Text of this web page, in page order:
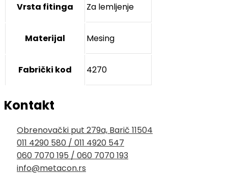
Vrsta fitinga Za lemljenje
Materijal Mesing
Fabrički kod 4270
Kontakt
Obrenovački put 279a, Barič 11504
011 4290 580 / 011 4920 547
060 7070 195 / 060 7070 193
info@metacon.rs